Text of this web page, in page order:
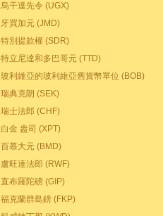
烏干達先令 (UGX)
牙買加元 (JMD)
特別提款權 (SDR)
特立尼達和多巴哥元 (TTD)
玻利維亞的玻利維亞舊貨幣單位 (BOB)
瑞典克朗 (SEK)
瑞士法郎 (CHF)
白金 盎司 (XPT)
百慕大元 (BMD)
盧旺達法郎 (RWF)
直布羅陀磅 (GIP)
福克蘭群島鎊 (FKP)